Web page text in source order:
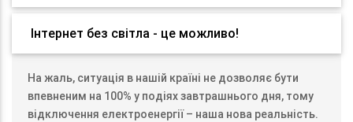
Інтернет без світла - це можливо!
На жаль, ситуація в нашій країні не дозволяє бути
впевненим на 100% у подіях завтрашнього дня, тому
відключення електроенергії – наша нова реальність.